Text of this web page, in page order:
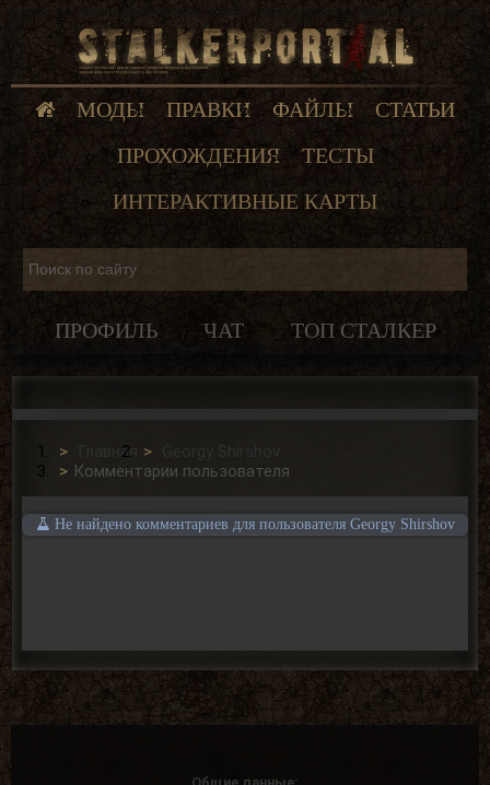
МОДЫ ПРАВКИ ФАЙЛЫ
СТАТЬИ
ПРОХОЖДЕНИЯ
ТЕСТЫ
ИНТЕРАКТИВНЫЕ КАРТЫ
ПРОФИЛЬ ЧАТ ТОП СТАЛКЕР
Главная
Georgy Shirshov
Комментарии пользователя
Не найдено комментариев для пользователя Georgy Shirshov